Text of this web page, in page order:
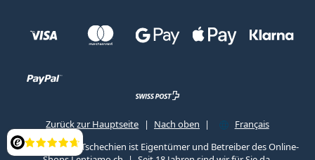
Bewertung
Zurück zur Hauptseite Nach oben
Français
Lentiamo s.r.o., Tschechien ist Eigentümer und Betreiber des Online-